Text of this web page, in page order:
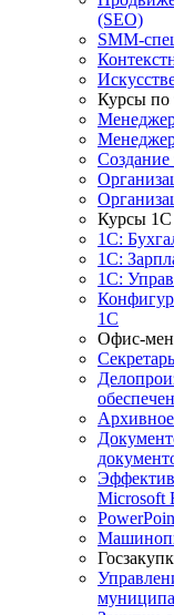
(SEO)
SMM-
Курсы по
Создание
Курсы 1С
1С:
1С:
1С:
1С
Офис-
Microsoft